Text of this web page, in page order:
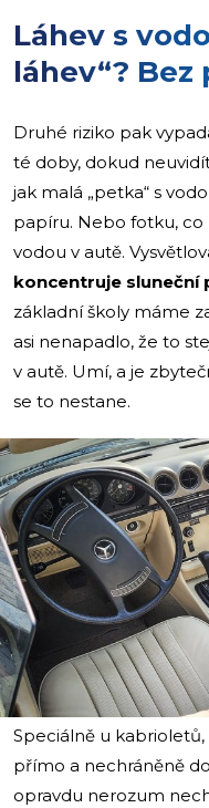
Láhev s
láhev“?
Druhé riziko pak
té doby, dokud
jak malá „petka“ s
papíru. Nebo fotku,
vodou v autě.
koncentruje sluneční
základní školy máme
asi nenapadlo, že to
v autě. Umí, a je
se to nestane.
Speciálně u kabrioletů,
přímo a nechráněně
opravdu nerozum